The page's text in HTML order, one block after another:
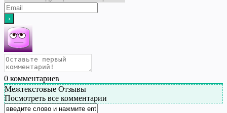
0 комментариев
Межтекстовые Отзывы
Посмотреть все комментарии